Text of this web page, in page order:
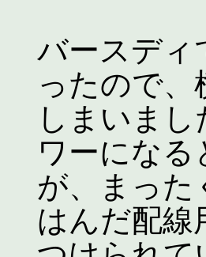
バースディ
ったので
しまいま
ワーにな
が、まった
はんだ配線